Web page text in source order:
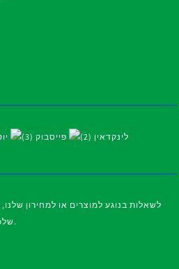
לשאלות בנוגע למוצרים או למחירון
שלכם וניצור עמכם קשר תוך 24 שעות.